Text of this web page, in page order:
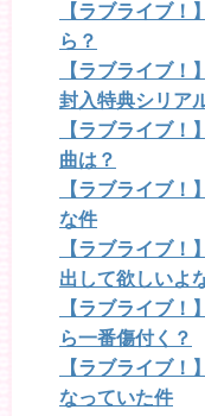
【ラブライブ！
ら？
【ラブライブ！
封入特典シリア
【ラブライブ！
曲は？
【ラブライブ！
な件
【ラブライブ
出して欲しいよ
【ラブライブ！
ら一番傷付く？
【ラブライブ！
なっていた件